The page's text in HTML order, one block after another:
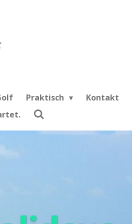
Praktisch Kontakt